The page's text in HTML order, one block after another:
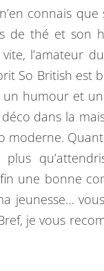
:
P
A
D
D
I
N
G
T
O
N
connais que
de thé et son
l’amateur
So British est
humour et
dans la
moderne.
une bonne
jeunesse…
je vous